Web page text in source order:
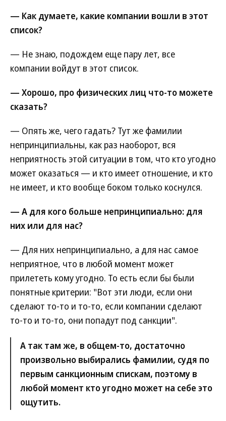
— Как думаете, какие компании вошли в этот
список?
— Не знаю, подождем еще пару лет, все
компании войдут в этот список.
— Хорошо, про физических лиц что-то можете
сказать?
— Опять же, чего гадать? Тут же фамилии
непринципиальны, как раз наоборот, вся
неприятность этой ситуации в том, что кто угодно
может оказаться — и кто имеет отношение, и кто
не имеет, и кто вообще боком только коснулся.
— А для кого больше непринципиально: для
них или для нас?
— Для них непринципиально, а для нас самое
неприятное, что в любой момент может
прилететь кому угодно. То есть если бы были
понятные критерии: "Вот эти люди, если они
сделают то-то и то-то, если компании сделают
то-то и то-то, они попадут под санкции".
А так там же, в общем-то, достаточно
произвольно выбирались фамилии, судя по
первым санкционным спискам, поэтому в
любой момент кто угодно может на себе это
ощутить.